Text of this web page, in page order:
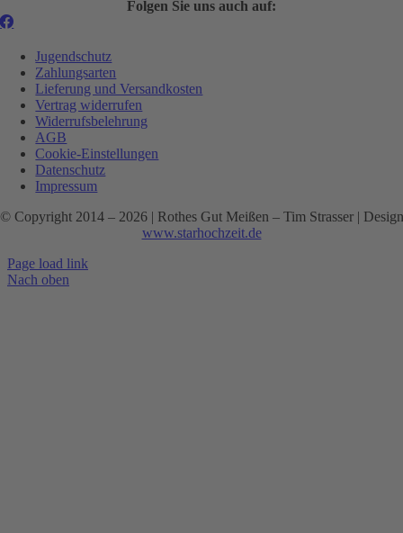
Folgen Sie uns auch auf:
Jugendschutz
Zahlungsarten
Lieferung und Versandkosten
Vertrag widerrufen
Widerrufsbelehrung
AGB
Cookie-Einstellungen
Datenschutz
Impressum
© Copyright 2014 – 2026 | Rothes Gut Meißen – Tim Strasser | Design
www.starhochzeit.de
Page load link
Nach oben